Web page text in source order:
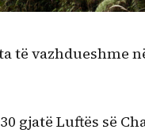
të vazhdueshme
gjatë Luftës së